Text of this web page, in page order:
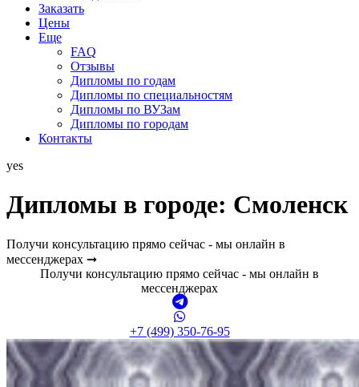
Заказать
Цены
Еще
FAQ
Отзывы
Дипломы по годам
Дипломы по специальностям
Дипломы по ВУЗам
Дипломы по городам
Контакты
yes
Дипломы в городе: Смоленск
Получи консультацию прямо сейчас - мы онлайн в
мессенджерах ➞
Получи консультацию прямо сейчас - мы онлайн в
мессенджерах
+7 (499) 350-76-95